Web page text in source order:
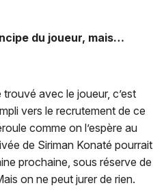
du joueur, mais…
avec le joueur, c’est
vers le recrutement de ce
comme on l’espère au
de Siriman Konaté pourrait
prochaine, sous réserve de
on ne peut jurer de rien.